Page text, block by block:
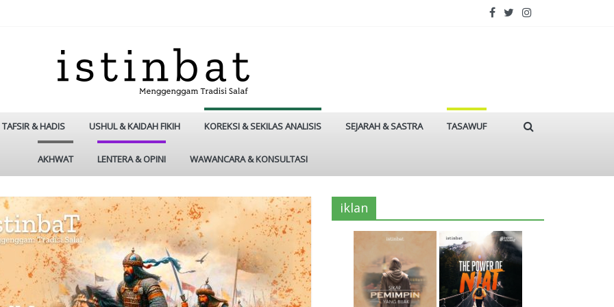
TAFSIR & HADIS USHUL & KAIDAH FIKIH KOREKSI & SEKILAS ANALISIS SEJARAH & SASTRA TASAWUF
AKHWAT LENTERA & OPINI WAWANCARA & KONSULTASI
iklan